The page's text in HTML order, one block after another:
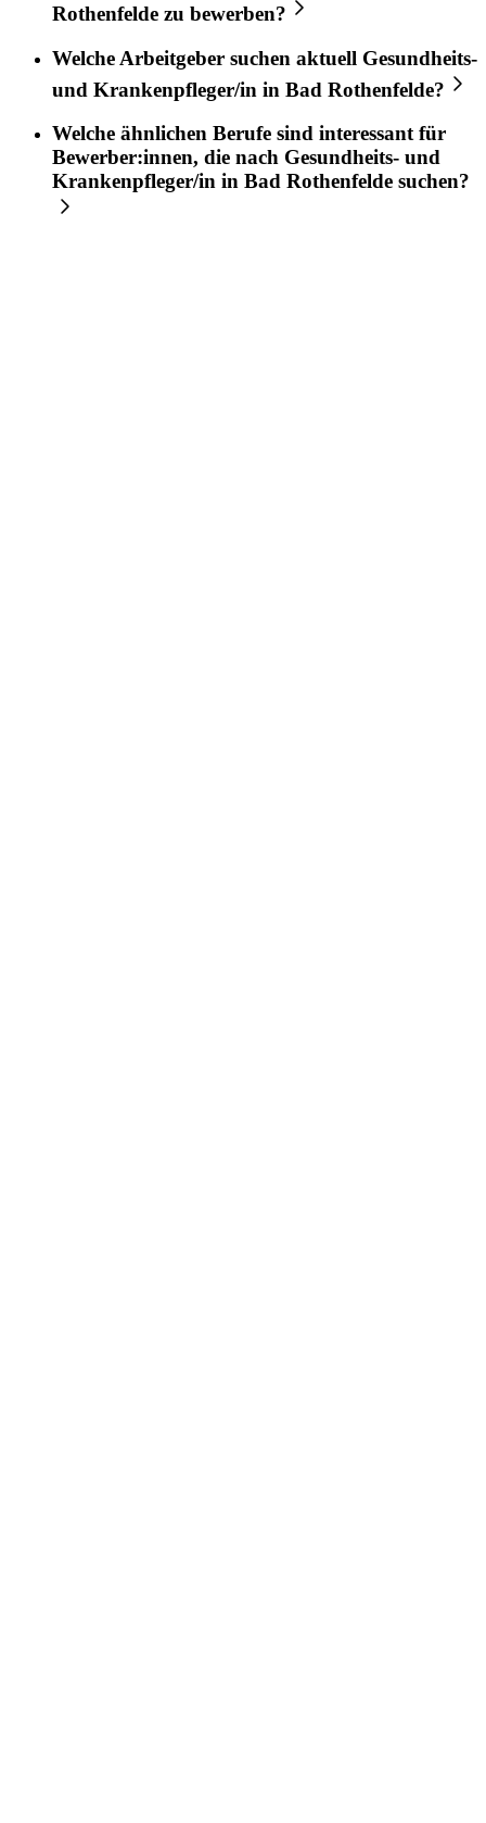
Rothenfelde zu bewerben?
Welche Arbeitgeber suchen aktuell Gesundheits-
und Krankenpfleger/in in Bad Rothenfelde?
Welche ähnlichen Berufe sind interessant für
Bewerber:innen, die nach Gesundheits- und
Krankenpfleger/in in Bad Rothenfelde suchen?